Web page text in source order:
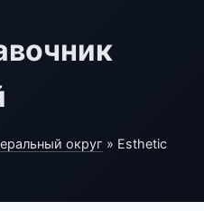
округ » Esthetic